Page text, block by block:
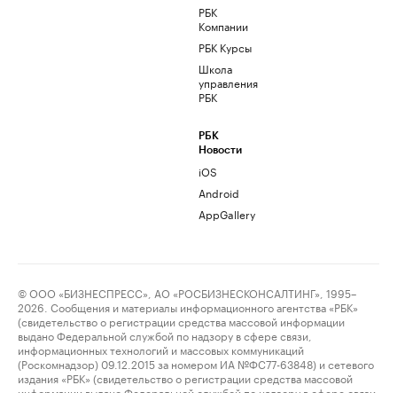
РБК
Компании
РБК Курсы
Школа
управления
РБК
РБК
Новости
iOS
Android
AppGallery
© ООО «БИЗНЕСПРЕСС», АО «РОСБИЗНЕСКОНСАЛТИНГ», 1995–
2026. Сообщения и материалы информационного агентства «РБК»
(свидетельство о регистрации средства массовой информации
выдано Федеральной службой по надзору в сфере связи,
информационных технологий и массовых коммуникаций
(Роскомнадзор) 09.12.2015 за номером ИА №ФС77-63848) и сетевого
издания «РБК» (свидетельство о регистрации средства массовой